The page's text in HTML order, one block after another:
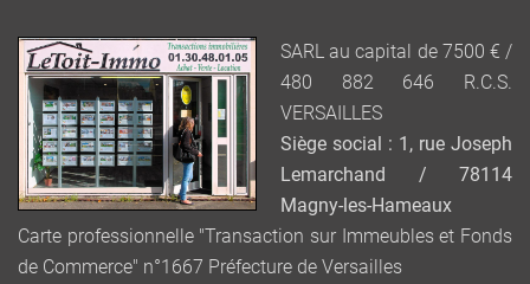
SARL au capital de 7500 € /
480 882 646 R.C.S.
VERSAILLES
Siège social : 1, rue Joseph
Lemarchand / 78114
Magny-les-Hameaux
Carte professionnelle "Transaction sur Immeubles et Fonds
de Commerce" n°1667 Préfecture de Versailles